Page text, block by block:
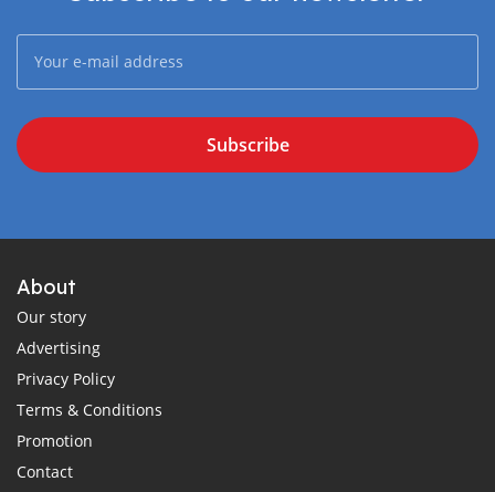
Subscribe
About
Our story
Advertising
Privacy Policy
Terms & Conditions
Promotion
Contact